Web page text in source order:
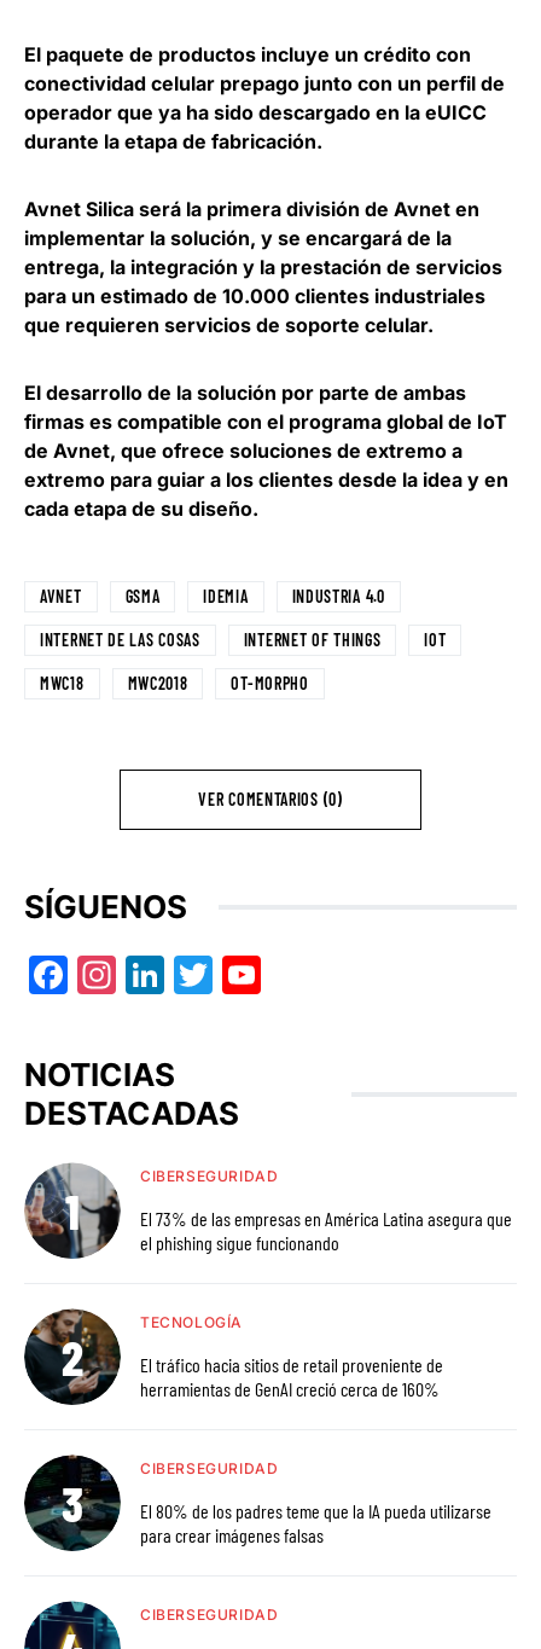
El paquete de productos incluye un crédito con
conectividad celular prepago junto con un perfil de
operador que ya ha sido descargado en la eUICC
durante la etapa de fabricación.
Avnet Silica será la primera división de Avnet en
implementar la solución, y se encargará de la
entrega, la integración y la prestación de servicios
para un estimado de 10.000 clientes industriales
que requieren servicios de soporte celular.
El desarrollo de la solución por parte de ambas
firmas es compatible con el programa global de IoT
de Avnet, que ofrece soluciones de extremo a
extremo para guiar a los clientes desde la idea y en
cada etapa de su diseño.
AVNET GSMA IDEMIA INDUSTRIA 4.0
INTERNET DE LAS COSAS INTERNET OF THINGS IOT
MWC18 MWC2018 OT-MORPHO
VER COMENTARIOS (0)
SÍGUENOS
Facebook
Instagram
LinkedIn
Twitter
NOTICIAS
DESTACADAS
CIBERSEGURIDAD
El 73% de las empresas en América Latina asegura que
el phishing sigue funcionando
TECNOLOGÍA
El tráfico hacia sitios de retail proveniente de
herramientas de GenAI creció cerca de 160%
CIBERSEGURIDAD
El 80% de los padres teme que la IA pueda utilizarse
para crear imágenes falsas
CIBERSEGURIDAD